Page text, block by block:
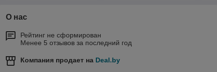
О нас
Рейтинг не сформирован
Менее 5 отзывов за последний год
Компания продает на Deal.by